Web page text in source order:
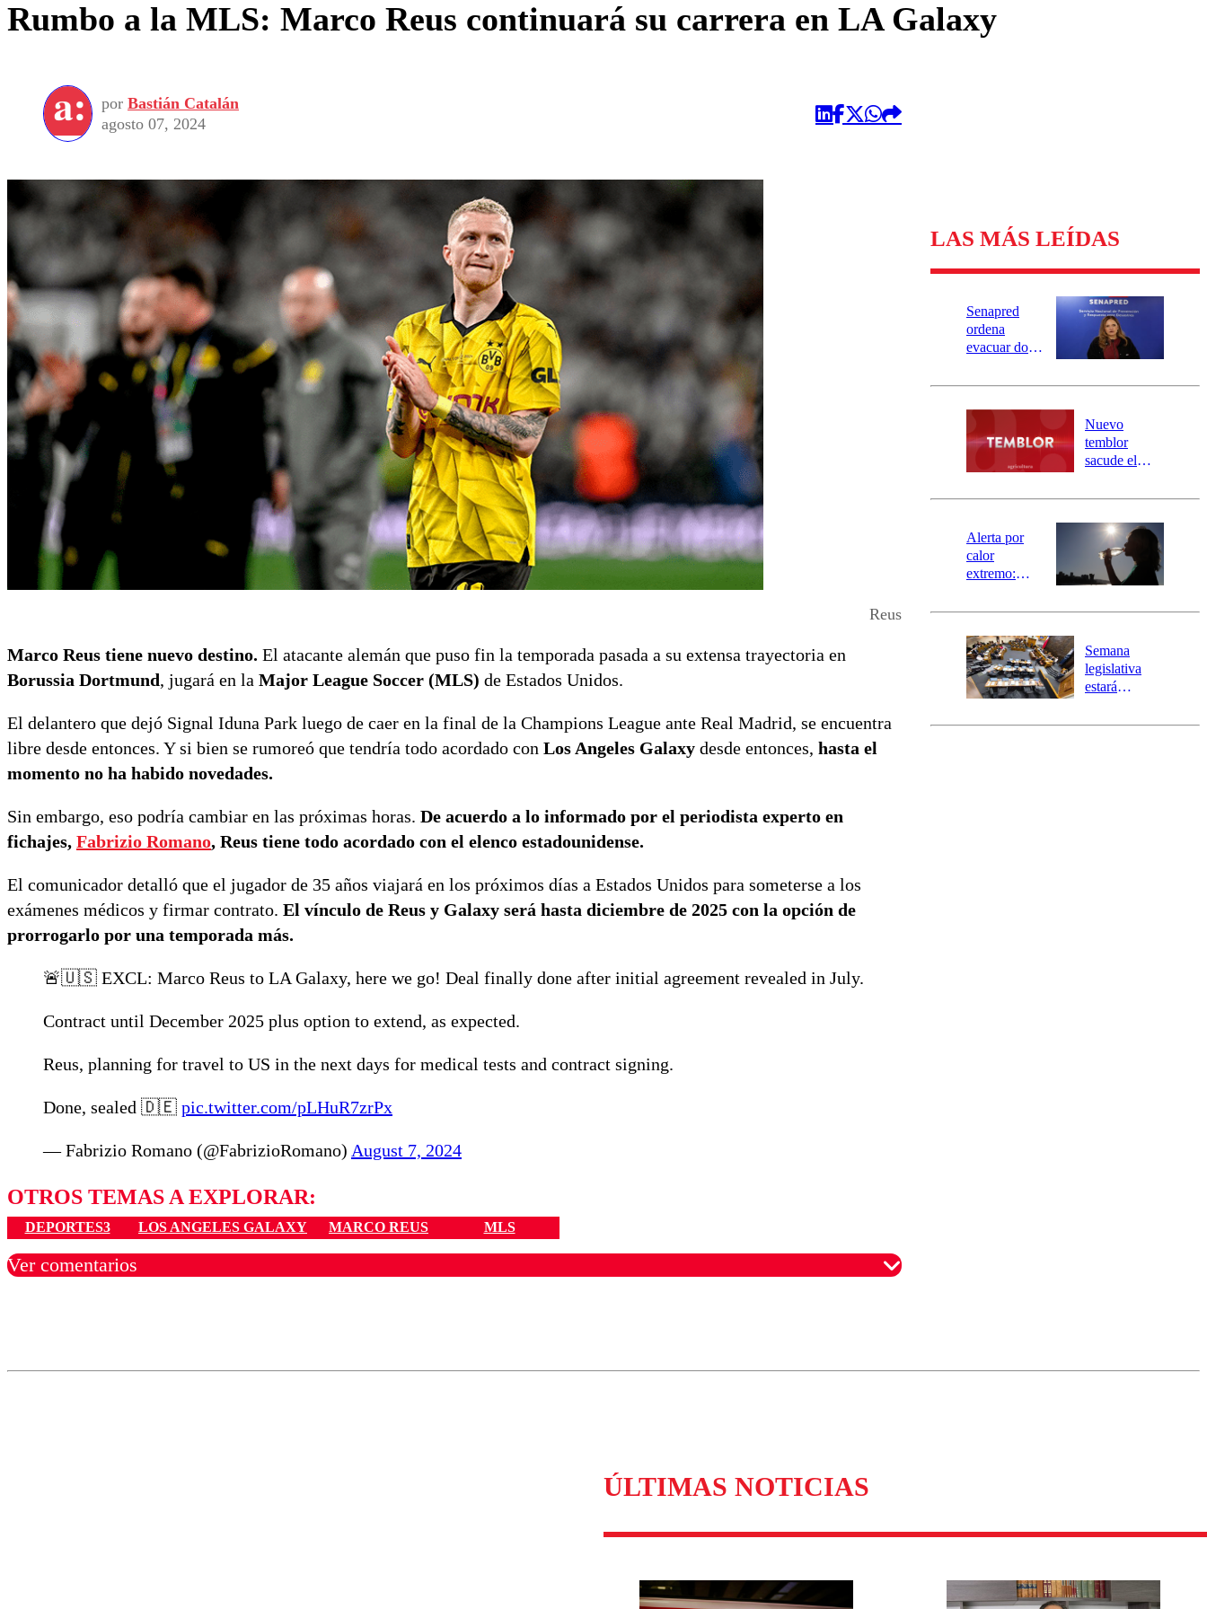
Rumbo a la MLS: Marco Reus continuará su carrera en LA Galaxy
por Bastián Catalán
agosto 07, 2024
Reus
Marco Reus tiene nuevo destino. El atacante alemán que puso fin la temporada pasada a su extensa trayectoria en
Borussia Dortmund, jugará en la Major League Soccer (MLS) de Estados Unidos.
El delantero que dejó Signal Iduna Park luego de caer en la final de la Champions League ante Real Madrid, se encuentra
libre desde entonces. Y si bien se rumoreó que tendría todo acordado con Los Angeles Galaxy desde entonces, hasta el
momento no ha habido novedades.
Sin embargo, eso podría cambiar en las próximas horas. De acuerdo a lo informado por el periodista experto en
fichajes, Fabrizio Romano, Reus tiene todo acordado con el elenco estadounidense.
El comunicador detalló que el jugador de 35 años viajará en los próximos días a Estados Unidos para someterse a los
exámenes médicos y firmar contrato. El vínculo de Reus y Galaxy será hasta diciembre de 2025 con la opción de
prorrogarlo por una temporada más.
🚨🇺🇸 EXCL: Marco Reus to LA Galaxy, here we go! Deal finally done after initial agreement revealed in July.
Contract until December 2025 plus option to extend, as expected.
Reus, planning for travel to US in the next days for medical tests and contract signing.
Done, sealed 🇩🇪 pic.twitter.com/pLHuR7zrPx
— Fabrizio Romano (@FabrizioRomano) August 7, 2024
OTROS TEMAS A EXPLORAR:
DEPORTES3 LOS ANGELES GALAXY MARCO REUS MLS
Ver comentarios
LAS MÁS LEÍDAS
Senapred
ordena
evacuar dos
Carahue por
río Damas:
activa
mensajería
SAE
Nuevo
temblor
sacude el
revisa la
epicentro
Alerta por
calor
extremo:
activa Alerta
Preventiva en
tres comunas
Semana
legislativa
estará
el fin de la
ÚLTIMAS NOTICIAS